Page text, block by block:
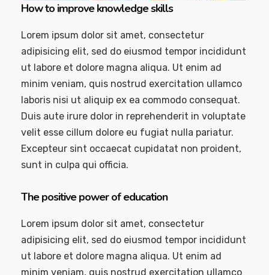
How to improve knowledge skills
Lorem ipsum dolor sit amet, consectetur
adipisicing elit, sed do eiusmod tempor incididunt
ut labore et dolore magna aliqua. Ut enim ad
minim veniam, quis nostrud exercitation ullamco
laboris nisi ut aliquip ex ea commodo consequat.
Duis aute irure dolor in reprehenderit in voluptate
velit esse cillum dolore eu fugiat nulla pariatur.
Excepteur sint occaecat cupidatat non proident,
sunt in culpa qui officia.
The positive power of education
Lorem ipsum dolor sit amet, consectetur
adipisicing elit, sed do eiusmod tempor incididunt
ut labore et dolore magna aliqua. Ut enim ad
minim veniam, quis nostrud exercitation ullamco